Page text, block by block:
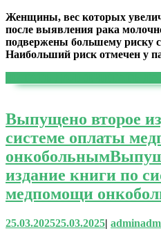
Женщины, вес которых
после выявления рака
подвержены большему риску
Наибольший риск отмечен у
Выпущено второе
системе оплаты
онкобольным
издание книги по
медпомощи
25.03.202525.03.2025| admin